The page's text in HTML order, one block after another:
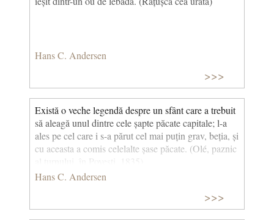
Hans C. Andersen
>>>
Există o veche legendă despre un sfânt care a trebuit
să aleagă unul dintre cele șapte păcate capitale; l-a
ales pe cel care i s-a părut cel mai puțin grav, beția, și
cu aceasta a comis celelalte șase păcate. (Olé, paznic
al turnului, în Povești, 1835)
Hans C. Andersen
>>>